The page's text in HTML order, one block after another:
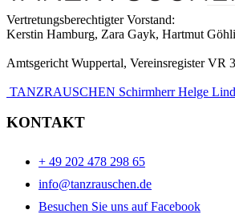
Vertretungsberechtigter Vorstand:
Kerstin Hamburg, Zara Gayk, Hartmut
Amtsgericht Wuppertal, Vereinsregister VR
TANZRAUSCHEN Schirmherr Helge
KONTAKT
+ 49 202 478 298 65
info@tanzrauschen.de
Besuchen Sie uns auf Facebook